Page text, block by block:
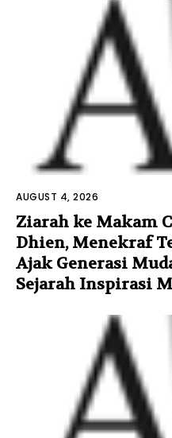
AUGUST 4, 2026
Ziarah ke Makam
Dhien, Menekraf
Ajak Generasi
Sejarah Inspirasi